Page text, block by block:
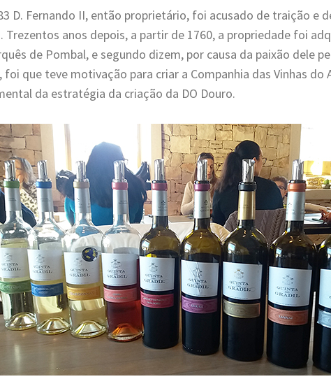
D. Fernando II, então proprietário, foi acusado de traição e
Trezentos anos depois, a partir de 1760, a propriedade foi
de Pombal, e segundo dizem, por causa da paixão dele
foi que teve motivação para criar a Companhia das Vinhas do
da estratégia da criação da DO Douro.